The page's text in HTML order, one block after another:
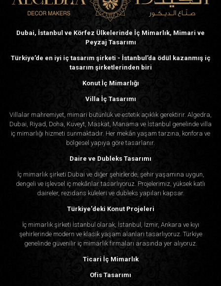
Dubai, İstanbul ve Körfez Ülkelerinde İç Mimarlık, Mimari ve
Peyzaj Tasarımı
Türkiye’de en iyi iç tasarım şirketi - İstanbul’da ödül kazanmış iç
tasarım şirketlerinden biri
Konut İç Mimarlığı
Villa İç Tasarımı
Villalar mahremiyet, mimari bütünlük ve estetik açıklık gerektirir. Algedra,
Dubai, Riyad, Doha, Kuveyt, Maskat, Manama ve İstanbul genelinde villa
iç mimarlığı hizmeti sunmaktadır. Her mekân yaşam tarzına, konfora ve
bölgesel yapıya göre tasarlanır.
Daire ve Dubleks Tasarımı
İç mimarlık şirketi Dubai ve diğer şehirlerde, şehir yaşamına uygun,
dengeli ve işlevsel iç mekânlar tasarlıyoruz. Projelerimiz, yüksek katlı
daireler, rezidans kuleleri ve dubleks yapıları kapsar.
Türkiye'deki Konut Projeleri
İç mimarlık şirketi İstanbul olarak, İstanbul, İzmir, Ankara ve kıyı
şehirlerinde modern ve klasik yaşam alanları tasarlıyoruz. Türkiye
genelinde güvenilir iç mimarlık firmaları arasında yer alıyoruz.
Ticari İç Mimarlık
Ofis Tasarımı